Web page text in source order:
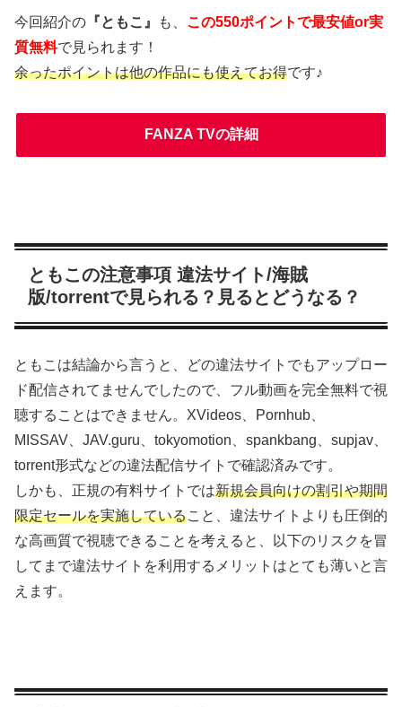
今回紹介の 『ともこ』 も、 この550ポイントで最安値or実
質無料で見られます！
余ったポイントは他の作品にも使えてお得です♪
FANZA TVの詳細
ともこの注意事項 違法サイト/海賊
版/torrentで見られる？見るとどうなる？
ともこは結論から言うと、どの違法サイトでもアップロー
ド配信されてませんでしたので、フル動画を完全無料で視
聴することはできません。XVideos、Pornhub、
MISSAV、JAV.guru、tokyomotion、spankbang、supjav、
torrent形式などの違法配信サイトで確認済みです。
しかも、正規の有料サイトでは新規会員向けの割引や期間
限定セールを実施していること、違法サイトよりも圧倒的
な高画質で視聴できることを考えると、以下のリスクを冒
してまで違法サイトを利用するメリットはとても薄いと言
えます。